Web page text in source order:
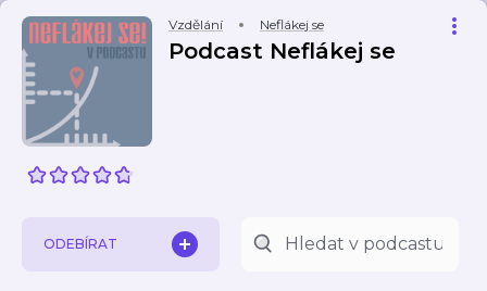
Vzdělání Neflákej se
Podcast Neflákej se
ODEBÍRAT